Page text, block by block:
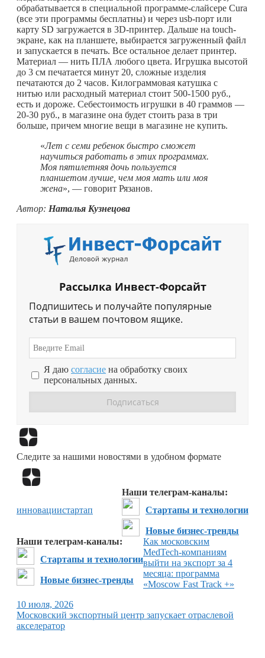
обрабатывается в специальной программе-слайсере Cura
(все эти программы бесплатны) и через usb-порт или
карту SD загружается в 3D-принтер. Дальше на touch-
экране, как на планшете, выбирается загруженный файл
и запускается в печать. Все остальное делает принтер.
Материал — нить ПЛА любого цвета. Игрушка высотой
до 3 см печатается минут 20, сложные изделия
печатаются до 2 часов. Килограммовая катушка с
нитью или расходный материал стоит 500-1500 руб.,
есть и дороже. Себестоимость игрушки в 40 граммов —
20-30 руб., в магазине она будет стоить раза в три
больше, причем многие вещи в магазине не купить.
«Лет с семи ребенок быстро сможет
научиться работать в этих программах.
Моя пятилетняя дочь пользуется
планшетом лучше, чем моя мать или моя
жена», — говорит Рязанов.
Автор: Наталья Кузнецова
Рассылка Инвест-Форсайт
Подпишитесь и получайте популярные
статьи в вашем почтовом ящике.
Я даю согласие на обработку своих
персональных данных.
Следите за нашими новостями в удобном формате
Наши телеграм-каналы:
Стартапы и технологии
Новые бизнес-тренды
Наши телеграм-каналы:
Стартапы и технологии
Новые бизнес-тренды
инновациистартап
Как московским
MedTech-компаниям
выйти на экспорт за 4
месяца: программа
«Moscow Fast Track +»
10 июля, 2026
Московский экспортный центр запускает отраслевой
акселератор